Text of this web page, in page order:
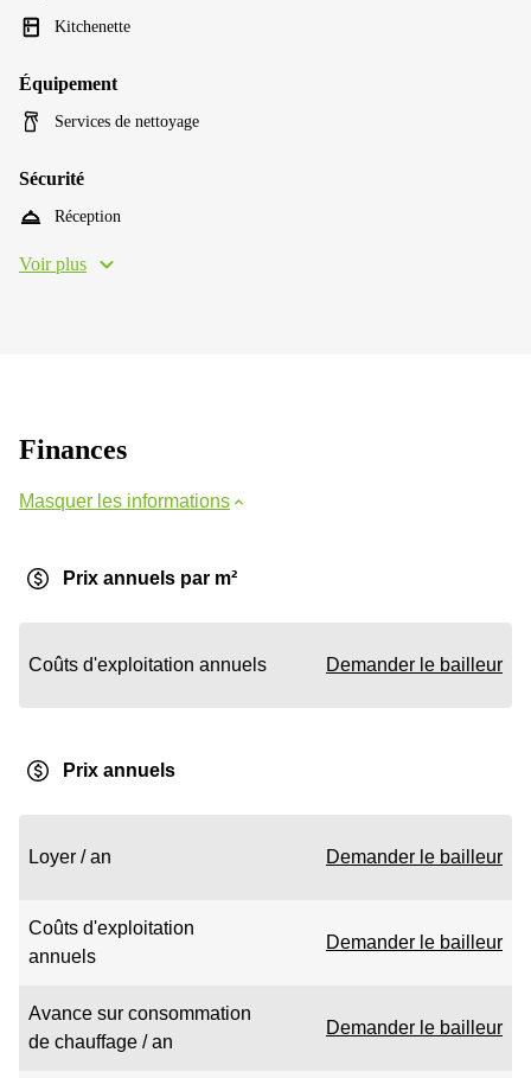
Kitchenette
Équipement
Services de nettoyage
Sécurité
Réception
Voir plus
Finances
Masquer les informations
Prix annuels par m²
Coûts d'exploitation annuels Demander le bailleur
Prix annuels
Loyer / an Demander le bailleur
Coûts d'exploitation
annuels
Demander le bailleur
Avance sur consommation
de chauffage / an
Demander le bailleur